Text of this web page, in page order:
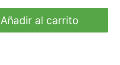
Añadir al carrito